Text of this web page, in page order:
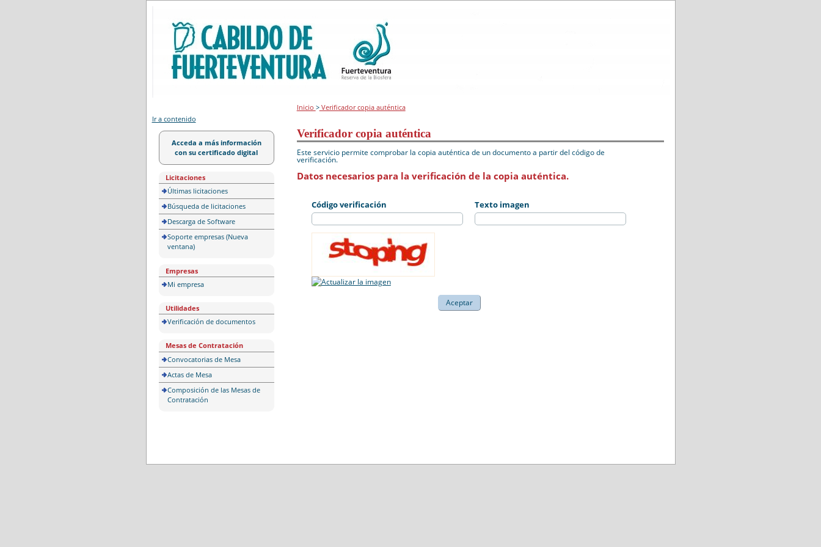
Ir a contenido
Acceda a más información
con su certificado digital
Licitaciones
Últimas licitaciones
Búsqueda de licitaciones
Descarga de Software
Soporte empresas (Nueva
ventana)
Empresas
Mi empresa
Utilidades
Verificación de documentos
Mesas de Contratación
Convocatorias de Mesa
Actas de Mesa
Composición de las Mesas de
Contratación
Inicio >Verificador copia auténtica
Verificador copia auténtica
Este servicio permite comprobar la copia auténtica de un documento a partir del código de
verificación.
Datos necesarios para la verificación de la copia auténtica.
Código verificación Texto imagen